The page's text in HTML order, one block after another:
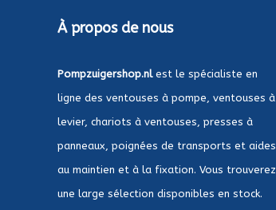
À propos de nous
Pompzuigershop.nlest le spécialiste en
ligne des ventouses à pompe, ventouses à
levier, chariots à ventouses, presses à
panneaux, poignées de transports et aides
au maintien et à la fixation. Vous trouverez
une large sélection disponibles en stock.